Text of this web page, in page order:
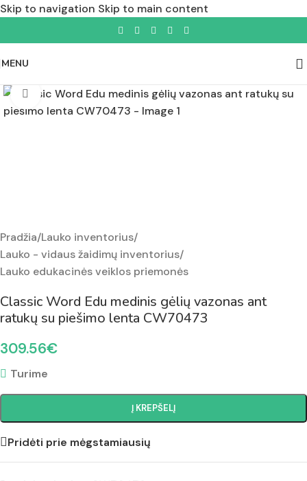
Skip to navigation Skip to main content
MENU
Padidinti nuotrauką
Pradžia/Lauko inventorius/
Lauko - vidaus žaidimų inventorius/
Lauko edukacinės veiklos priemonės
Classic Word Edu medinis gėlių vazonas ant
ratukų su piešimo lenta CW70473
309.56€
Turime
Į KREPŠELĮ
Pridėti prie mėgstamiausių